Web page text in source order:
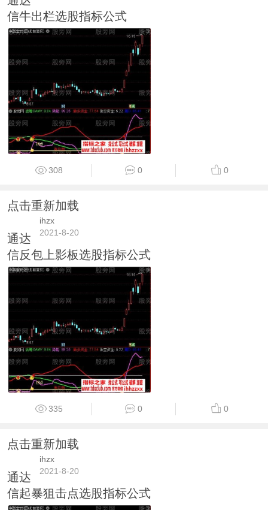
信牛出栏选股指标公式
308 0 0
点击重新加载
ihzx
2021-8-20
通达
信反包上影板选股指标公式
335 0 0
点击重新加载
ihzx
2021-8-20
通达
信起暴狙击点选股指标公式